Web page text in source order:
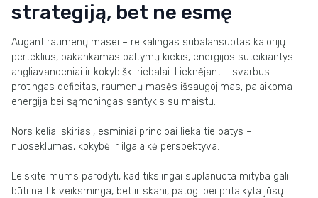
strategiją, bet ne esmę
Augant raumenų masei – reikalingas subalansuotas kalorijų
perteklius, pakankamas baltymų kiekis, energijos suteikiantys
angliavandeniai ir kokybiški riebalai. Lieknėjant – svarbus
protingas deficitas, raumenų masės išsaugojimas, palaikoma
energija bei sąmoningas santykis su maistu.
Nors keliai skiriasi, esminiai principai lieka tie patys –
nuoseklumas, kokybė ir ilgalaikė perspektyva.
Leiskite mums parodyti, kad tikslingai suplanuota mityba gali
būti ne tik veiksminga, bet ir skani, patogi bei pritaikyta jūsų